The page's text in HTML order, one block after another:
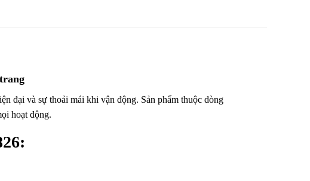
đại và sự thoải mái khi vận động. Sản phẩm thuộc dòng
hoạt động.